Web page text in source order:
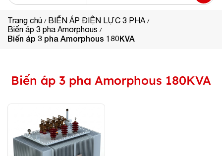
Trang chủ
BIẾN ÁP ĐIỆN LỰC 3 PHA
Biến áp 3 pha Amorphous
Biến áp 3 pha Amorphous 180KVA
Biến áp 3 pha Amorphous 180KVA